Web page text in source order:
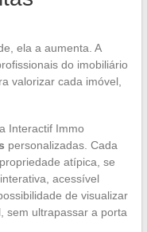
ela a aumenta. A
do imobiliário
valorizar cada imóvel,
Interactif Immo
personalizadas. Cada
atípica, se
acessível
de visualizar
sem ultrapassar a porta